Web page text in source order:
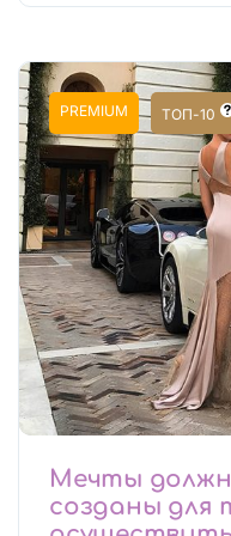
PREMIUM ТОП-10
Мечты
созданы для